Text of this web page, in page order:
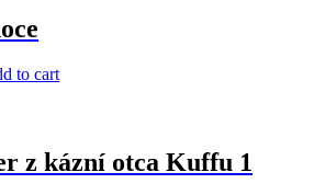
to cart
z kázní otca Kuffu 1